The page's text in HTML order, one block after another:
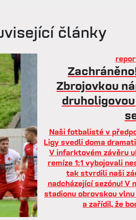
články
Zbrojovkou
Naši fotbalisté v
Ligy svedli doma
V infarktovém závěru
remíze 1:1 vybojovali
tak stvrdili naši
nadcházející sezónu! V
stadionu obrovskou
a zařídil, že